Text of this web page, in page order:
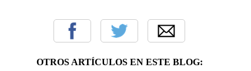
OTROS ARTÍCULOS EN ESTE BLOG: